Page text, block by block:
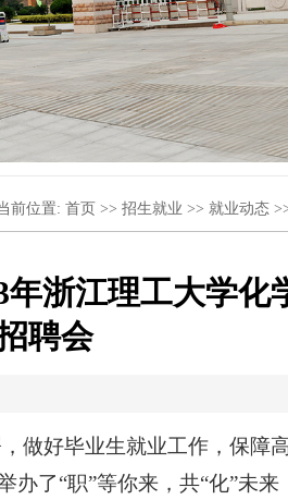
前位置: 首页 >> 招生就业 >> 就业动态
浙江理工大学化
聘会
做好毕业生就业工作，保障
了“职”等你来，共“化”未来